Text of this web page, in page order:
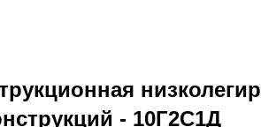
- 10Г2С1Д